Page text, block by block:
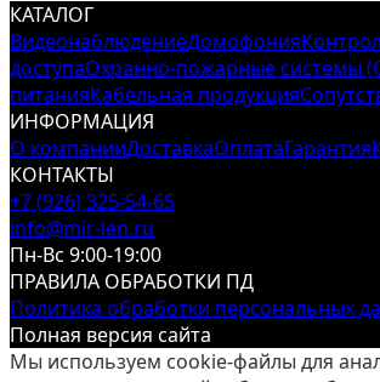
КАТАЛОГ
ВидеонаблюдениеДомофония
доступаОхранно-пожарные системы
питанияКабельная продукция
ИНФОРМАЦИЯ
О компанииДоставкаОплатаГарантия
КОНТАКТЫ
+7 (926) 325-54-65
info@mir-len.ru
Пн-Вс 9:00-19:00
ПРАВИЛА ОБРАБОТКИ ПД
Политика обработки персональных
Полная версия сайта
Мы используем cookie-файлы для